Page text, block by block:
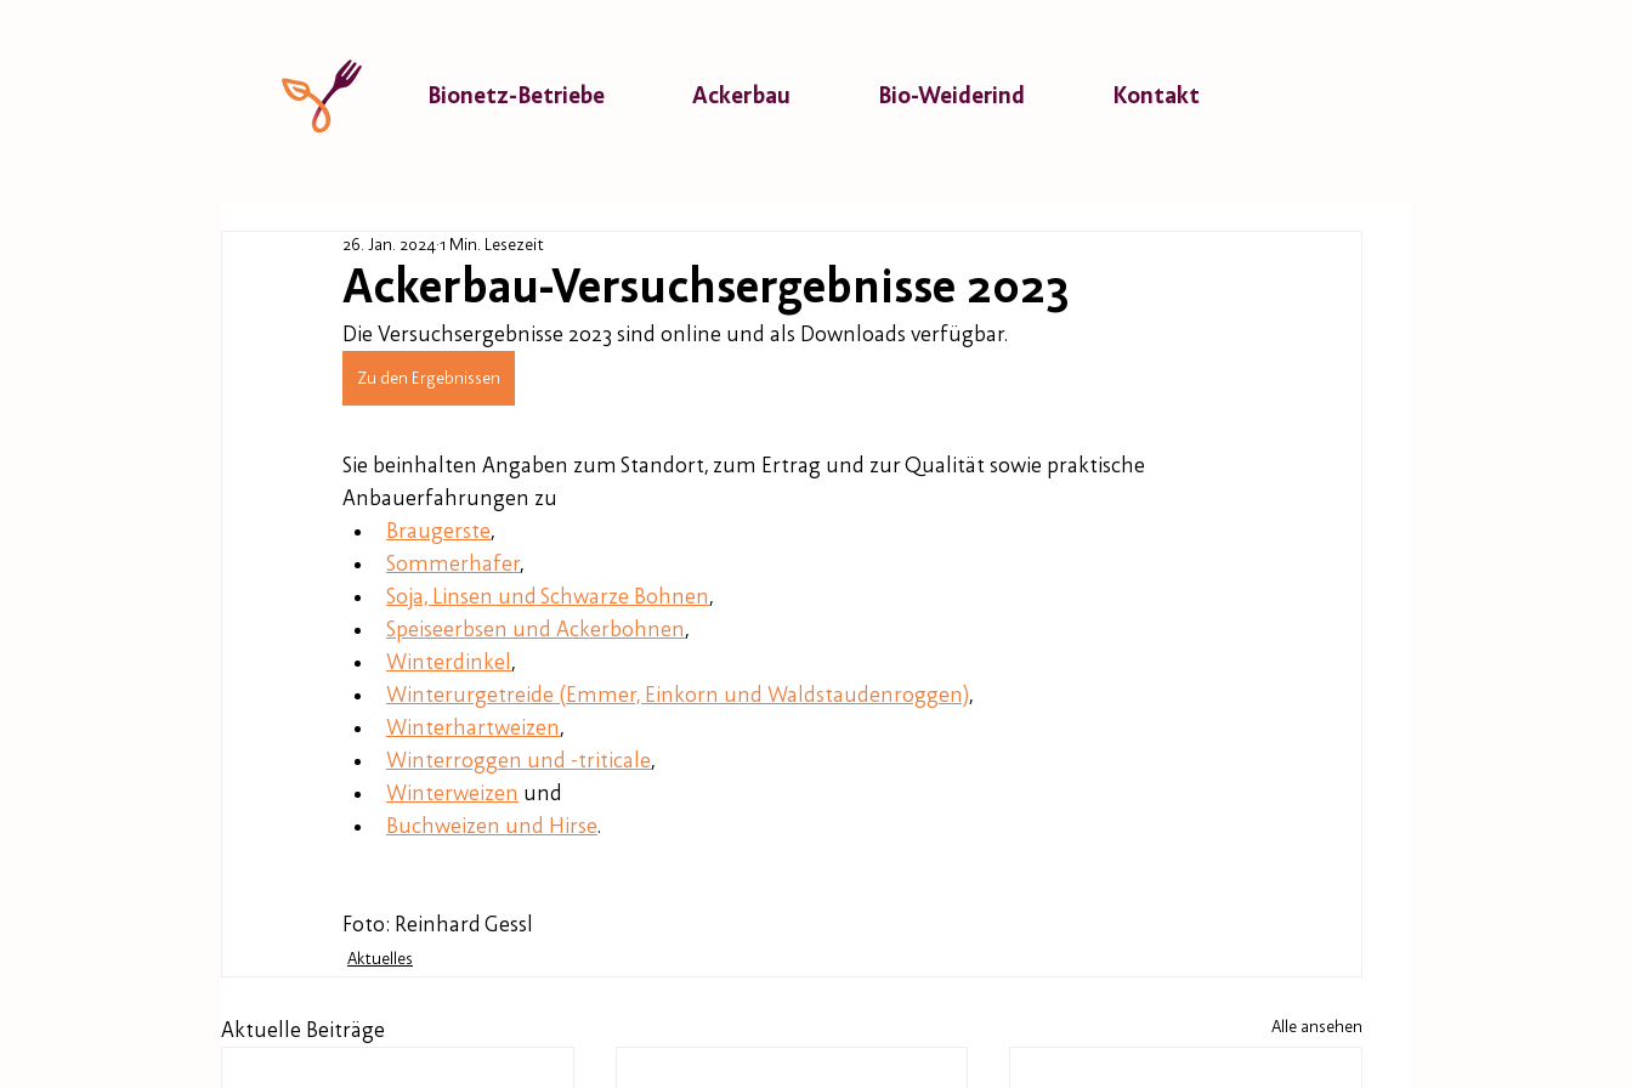
Bionetz-Betriebe Ackerbau Bio-Weiderind Kontakt
Ackerbau-Versuchsergebnisse 2023
26. Jan. 20241 Min. Lesezeit
Die Versuchsergebnisse 2023 sind online und als Downloads verfügbar.
Zu den Ergebnissen
Sie beinhalten Angaben zum Standort, zum Ertrag und zur Qualität sowie praktische
Anbauerfahrungen zu
Braugerste,
Sommerhafer,
Soja, Linsen und Schwarze Bohnen,
Speiseerbsen und Ackerbohnen,
Winterdinkel ,
Winterurgetreide (Emmer, Einkorn und Waldstaudenroggen),
Winterhartweizen,
Winterroggen und -triticale,
Winterweizen und
Buchweizen und Hirse.
Foto: Reinhard Gessl
Aktuelles
Aktuelle Beiträge Alle ansehen